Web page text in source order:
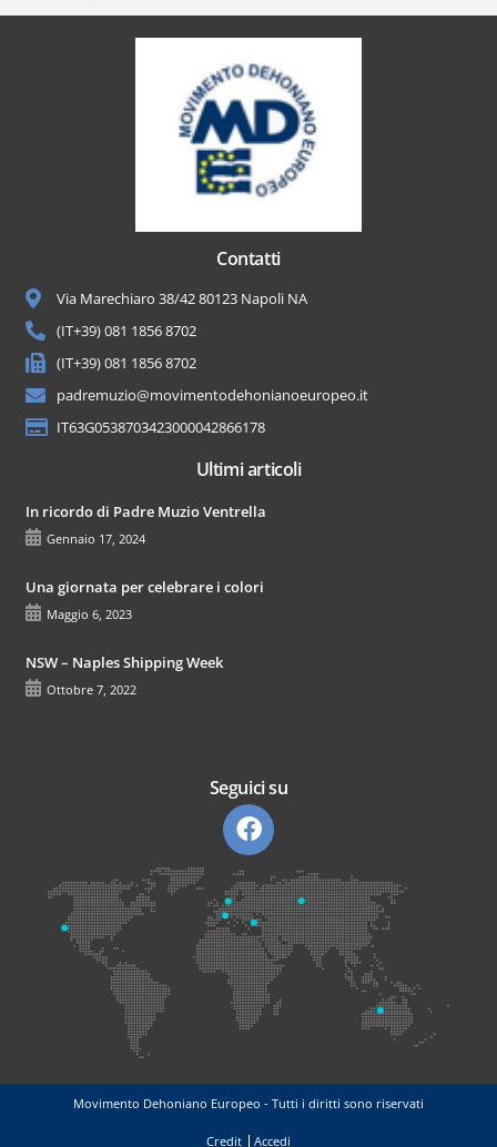
Contatti
Via Marechiaro 38/42 80123 Napoli NA
(IT+39) 081 1856 8702
(IT+39) 081 1856 8702
padremuzio@movimentodehonianoeuropeo.it
IT63G0538703423000042866178
Ultimi articoli
In ricordo di Padre Muzio Ventrella
Gennaio 17, 2024
Una giornata per celebrare i colori
Maggio 6, 2023
NSW – Naples Shipping Week
Ottobre 7, 2022
Seguici su
Movimento Dehoniano Europeo - Tutti i diritti sono riservati
Credit Accedi